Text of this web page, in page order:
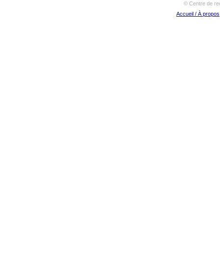
© Centre de
Accueil / À propos